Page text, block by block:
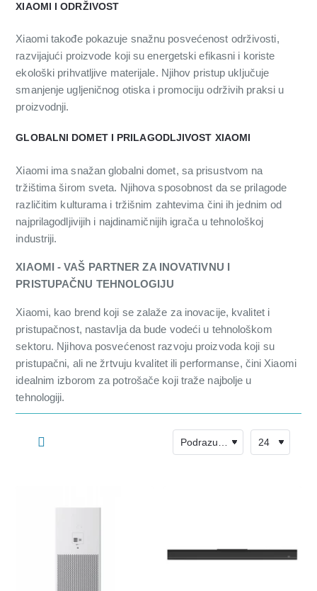
XIAOMI I ODRŽIVOST
Xiaomi takođe pokazuje snažnu posvećenost održivosti,
razvijajući proizvode koji su energetski efikasni i koriste
ekološki prihvatljive materijale. Njihov pristup uključuje
smanjenje ugljeničnog otiska i promociju održivih praksi u
proizvodnji.
GLOBALNI DOMET I PRILAGODLJIVOST XIAOMI
Xiaomi ima snažan globalni domet, sa prisustvom na
tržištima širom sveta. Njihova sposobnost da se prilagode
različitim kulturama i tržišnim zahtevima čini ih jednim od
najprilagodljivijih i najdinamičnijih igrača u tehnološkoj
industriji.
XIAOMI - VAŠ PARTNER ZA INOVATIVNU I
PRISTUPAČNU TEHNOLOGIJU
Xiaomi, kao brend koji se zalaže za inovacije, kvalitet i
pristupačnost, nastavlja da bude vodeći u tehnološkom
sektoru. Njihova posvećenost razvoju proizvoda koji su
pristupačni, ali ne žrtvuju kvalitet ili performanse, čini Xiaomi
idealnim izborom za potrošače koji traže najbolje u
tehnologiji.